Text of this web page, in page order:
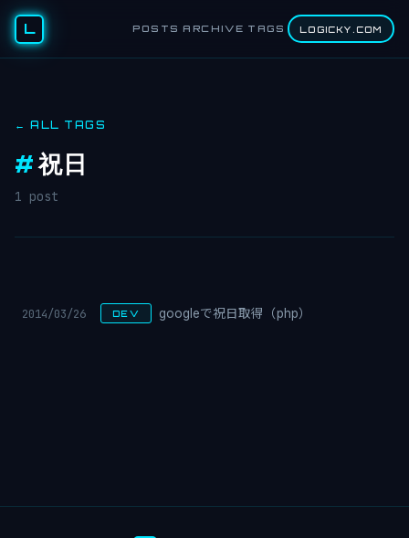
L POSTS ARCHIVE TAGS LOGICKY.COM
← ALL TAGS
#祝日
1 post
2014/03/26 DEV googleで祝日取得（php）